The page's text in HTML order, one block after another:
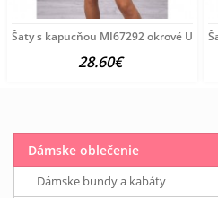
Šaty s kapucňou MI67292 okrové
28.60€
Dámske oblečenie
Dámske bundy a kabáty